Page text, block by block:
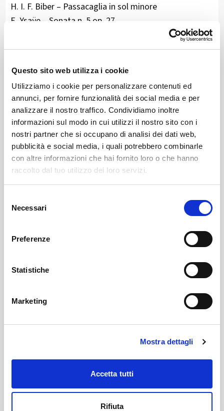
Questo sito web utilizza i cookie
Utilizziamo i cookie per personalizzare contenuti ed
annunci, per fornire funzionalità dei social media e per
analizzare il nostro traffico. Condividiamo inoltre
informazioni sul modo in cui utilizzi il nostro sito con i
nostri partner che si occupano di analisi dei dati web,
pubblicità e social media, i quali potrebbero combinarle
con altre informazioni che hai fornito loro o che hanno
raccolto dal tuo utilizzo dei loro servizi.
delNecessari
Preferenze
Statistiche
Marketing
Mostra dettagli
Accetta tutti
Rifiuta
H. I. F. Biber – Passacaglia in sol minore
E. Ysaÿe – Sonata n. 5 op. 27
F. Kreisler – Recitativo & Scherzo-Caprice op. 6
H. W. Ernst – Last Rose of Summer
Sondalo e con il Museo dei Sanatori di Sondalo e
rientra nella programmazione della rassegna culturale
Estate 2026, confermando il valore del connubio tra
musica e valorizzazione del patrimonio storico locale.
Il biglietto d’ingresso è di 10,00 € e comprende
concerto e visita guidata. In caso di maltempo, il
concerto si svolgerà nella Cappella del complesso di
Pineta di Sortenna.
Un appuntamento di grande fascino per vivere la
montagna valtellinese.
Sondalo
Altri articoli che potrebbero